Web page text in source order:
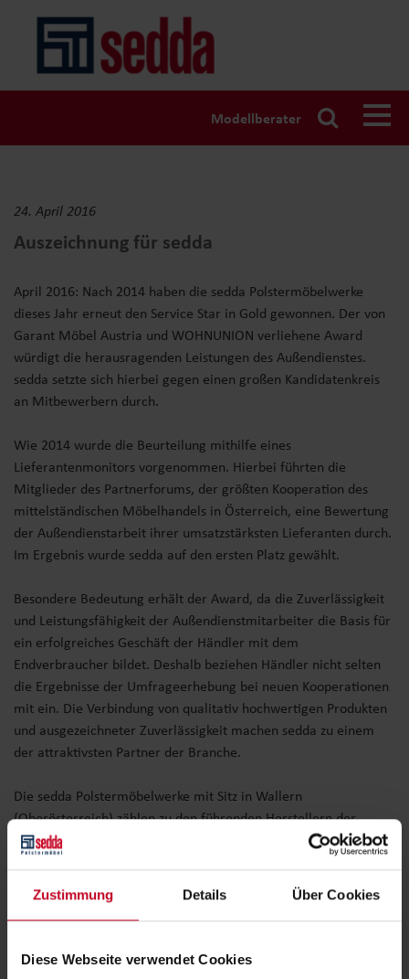
Zustimmung Details Über Cookies
Diese Webseite verwendet Cookies
Modellberater
24. April 2016
Auszeichnung für sedda
April 2016: Nach 2014 haben die sedda Polstermöbelwerke
dieses Jahr erneut den Service Star in Gold gewonnen. Der von
Garant Möbel Austria und WOHNUNION verliehene Award
würdigt die herausragenden Leistungen des Außendienstes.
sedda setzte sich hierbei gegen einen großen Kandidatenkreis
an Mitbewerbern durch.
Wie 2014 wurde die Beurteilung mithilfe eines
Lieferantenmonitors vorgenommen. Hierbei führten die
Mitglieder des Partnerforums, der größten Kooperation des
mittelständischen Möbelhandels in Österreich, eine Bewertung
der Außendienstarbeit ihrer umsatzstärksten Lieferanten durch.
Im Ergebnis wurde sedda auf den ersten Platz gewählt.
Besondere Bedeutung erhält der Award, da die Zuverlässigkeit
und Leistungsfähigkeit der Außendienstmitarbeiter die Basis für
ein erfolgreiches Geschäft der Händler mit dem
Endverbraucher bildet. Deshalb beziehen Händler nicht selten
die Ergebnisse der Umfrageerhebung bei neuen Kooperationen
mit ein. Die Verbindung von qualitativ hochwertigen Produkten
und ausgezeichneter Zuverlässigkeit machen sedda zu einem
der attraktivsten Partner der Branche.
Die sedda Polstermöbelwerke mit Sitz in Wallern
(Oberösterreich) zählen zu den führenden Herstellern der
Polstermöbelindustrie im In- und Ausland. Mit der Verbindung
von zeitgemäßem Design und innovativer Technik, von
traditionellem Handwerk und industrieller Perfektion ist es
gelungen, neue Standards in der Möbelbranche wie auch in der
4-und 5-Sterne Hotellerie in ganz Europa zu setzen. Das